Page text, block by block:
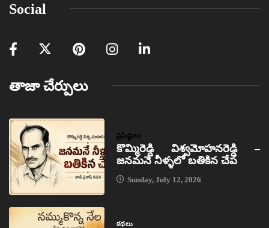
Social
తాజా చేర్పులు
ప్రసిద్ధులు
కొమ్మిరెడ్డి విశ్వమోహనరెడ్డి –
జనమనే నీళ్ళలో బతికిన చేప
Sunday, July 12, 2026
కథలు